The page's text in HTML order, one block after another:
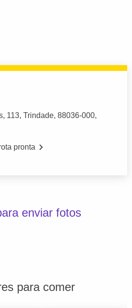
113, Trindade, 88036-000,
pronta
enviar fotos
para comer